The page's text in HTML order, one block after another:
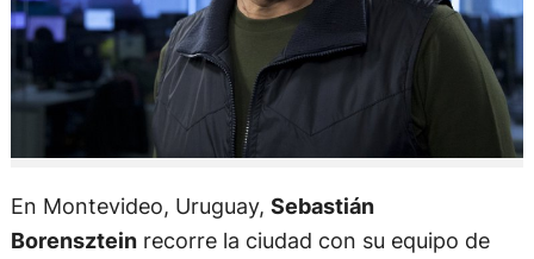
En Montevideo, Uruguay, Sebastián
Borenszteinrecorre la ciudad con su equipo de